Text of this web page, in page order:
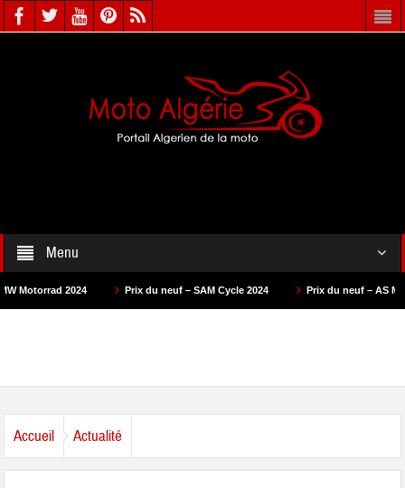
Menu
Prix du neuf – SAM Cycle 2024 Prix du neuf – AS Motors 2024
Accueil Actualité